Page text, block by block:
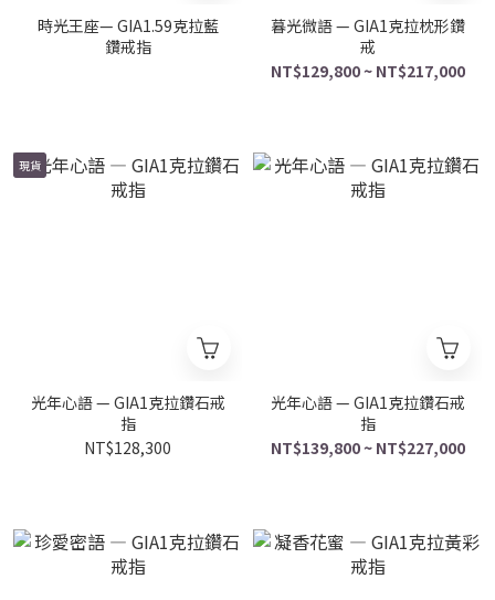
時光王座— GIA1.59克拉藍
鑽戒指
暮光微語 — GIA1克拉枕形鑽
戒
NT$129,800 ~ NT$217,000
現貨
光年心語 — GIA1克拉鑽石戒
指
NT$128,300
光年心語 — GIA1克拉鑽石戒
指
NT$139,800 ~ NT$227,000